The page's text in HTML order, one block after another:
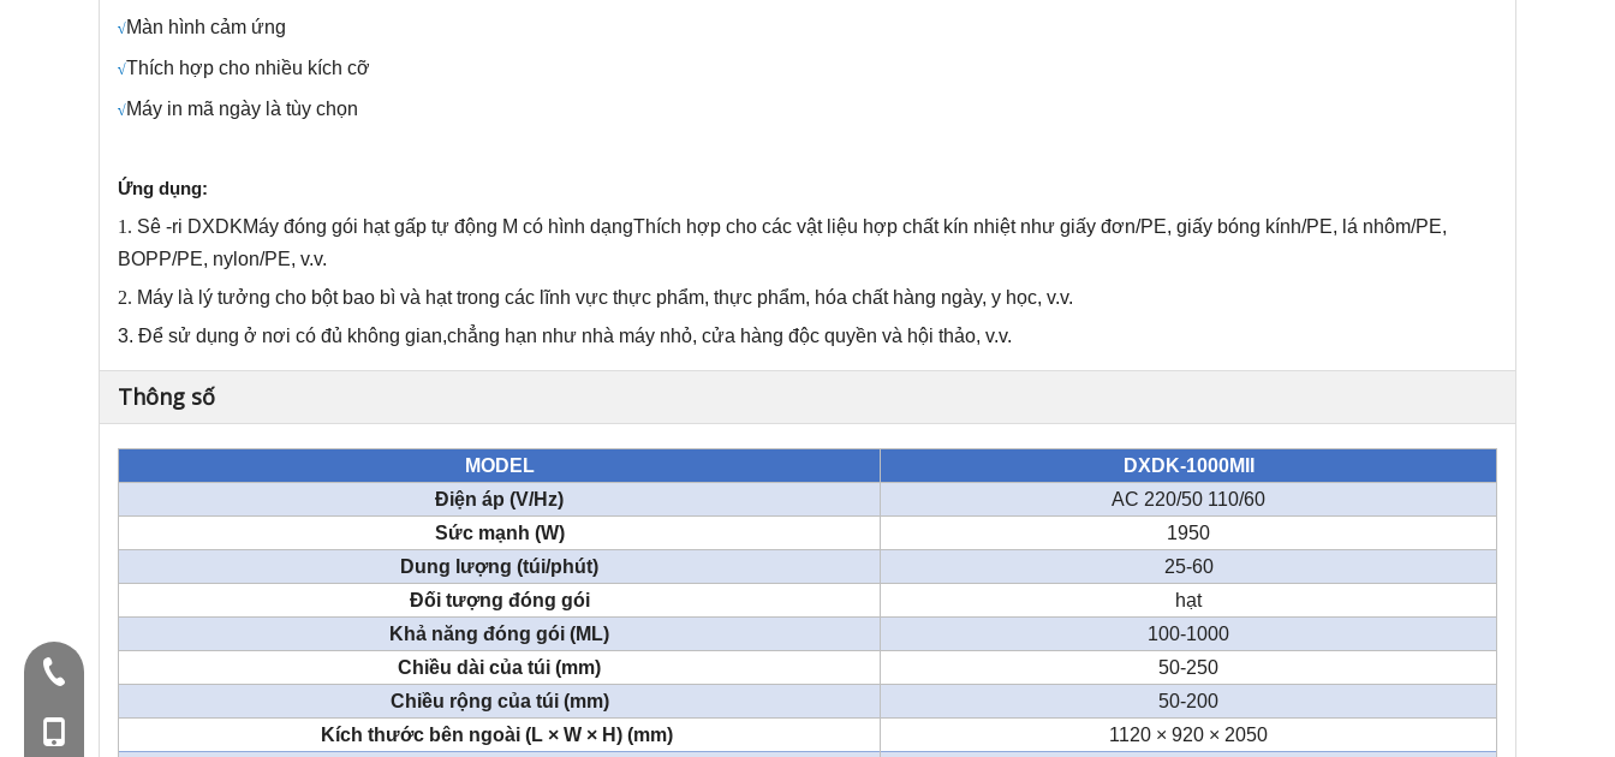
√Màn hình cảm ứng
√Thích hợp cho nhiều kích cỡ
√Máy in mã ngày là tùy chọn
Ứng dụng:
1. Sê -ri DXDKMáy đóng gói hạt gấp tự động M có hình dạngThích hợp cho các vật liệu hợp chất kín nhiệt như giấy đơn/PE, giấy bóng kính/PE, lá nhôm/PE,
BOPP/PE, nylon/PE, v.v.
2. Máy là lý tưởng cho bột bao bì và hạt trong các lĩnh vực thực phẩm, thực phẩm, hóa chất hàng ngày, y học, v.v.
3. Để sử dụng ở nơi có đủ không gian,chẳng hạn như nhà máy nhỏ, cửa hàng độc quyền và hội thảo, v.v.
Thông số
MODEL
DXDK-1000MII
Điện áp (V/Hz)
AC 220/50 110/60
Sức mạnh (W)
1950
Dung lượng (túi/phút)
25-60
Đối tượng đóng gói
hạt
Khả năng đóng gói (ML)
100-1000
Chiều dài của túi (mm)
50-250
Chiều rộng của túi (mm)
50-200
Kích thước bên ngoài (L × W × H) (mm)
1120 × 920 × 2050